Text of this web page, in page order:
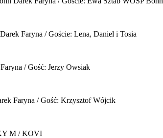
Darek Faryna / Goście: Lena, Daniel i Tosia
/ Gość: Jerzy Owsiak
Faryna / Gość: Krzysztof Wójcik
M / KOVI